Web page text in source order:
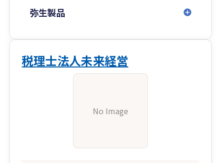
弥生製品
税理士法人未来経営
No Image